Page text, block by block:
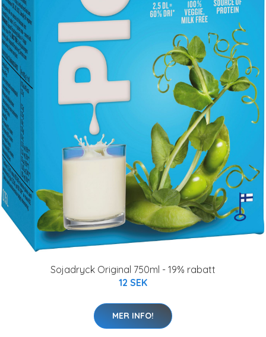
Sojadryck Original 750ml - 19% rabatt
12 SEK
MER INFO!